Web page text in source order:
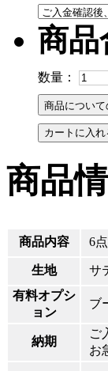
商品
数量：
カートに入れ
商品
商品内容 6
生地
サ
有料オプシ
ョン
ブ
納期
ご
お